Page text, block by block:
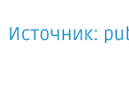
Источник: